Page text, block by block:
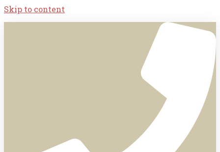
Skip to content